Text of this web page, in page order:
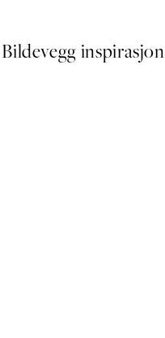
Bildevegg inspirasjon